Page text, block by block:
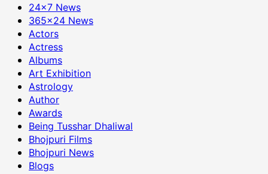
24×7 News
365×24 News
Actors
Actress
Albums
Art Exhibition
Astrology
Author
Awards
Being Tusshar Dhaliwal
Bhojpuri Films
Bhojpuri News
Blogs